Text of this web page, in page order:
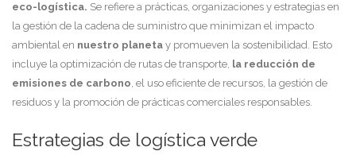
eco-logística. Se refiere a prácticas, organizaciones y estrategias en
la gestión de la cadena de suministro que minimizan el impacto
ambiental en nuestro planeta y promueven la sostenibilidad. Esto
incluye la optimización de rutas de transporte, la reducción de
emisiones de carbono, el uso eficiente de recursos, la gestión de
residuos y la promoción de prácticas comerciales responsables.
Estrategias de logística verde